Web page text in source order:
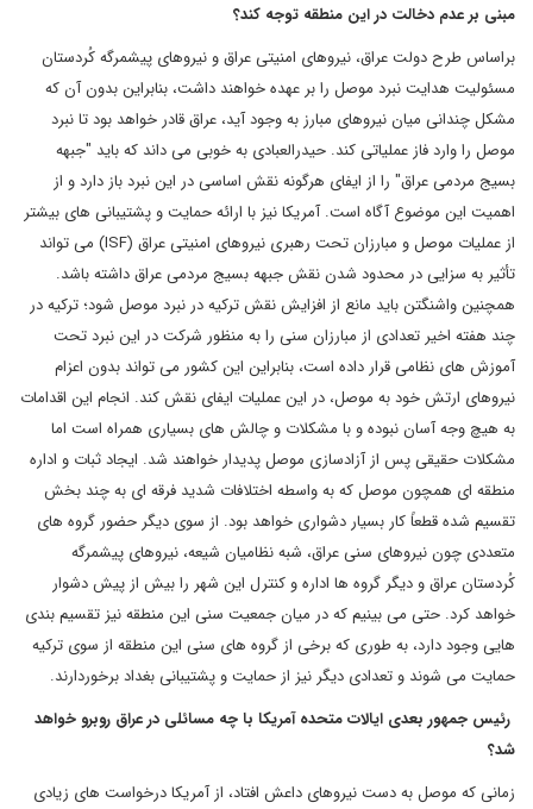
مبنی بر عدم دخالت در این منطقه توجه کند؟
براساس طرح دولت عراق، نیروهای امنیتی عراق و نیروهای پیشمرگه کُردستان
مسئولیت هدایت نبرد موصل را بر عهده خواهند داشت، بنابراین بدون آن که
مشکل چندانی میان نیروهای مبارز به وجود آید، عراق قادر خواهد بود تا نبرد
موصل را وارد فاز عملیاتی کند. حیدرالعبادی به خوبی می داند که باید "جبهه
بسیج مردمی عراق" را از ایفای هرگونه نقش اساسی در این نبرد باز دارد و از
اهمیت این موضوع آگاه است. آمریکا نیز با ارائه حمایت و پشتیبانی های بیشتر
از عملیات موصل و مبارزان تحت رهبری نیروهای امنیتی عراق (ISF) می تواند
تأثیر به سزایی در محدود شدن نقش جبهه بسیج مردمی عراق داشته باشد.
همچنین واشنگتن باید مانع از افزایش نقش ترکیه در نبرد موصل شود؛ ترکیه در
چند هفته اخیر تعدادی از مبارزان سنی را به منظور شرکت در این نبرد تحت
آموزش های نظامی قرار داده است، بنابراین این کشور می تواند بدون اعزام
نیروهای ارتش خود به موصل، در این عملیات ایفای نقش کند. انجام این اقدامات
به هیچ وجه آسان نبوده و با مشکلات و چالش های بسیاری همراه است اما
مشکلات حقیقی پس از آزادسازی موصل پدیدار خواهند شد. ایجاد ثبات و اداره
منطقه ای همچون موصل که به واسطه اختلافات شدید فرقه ای به چند بخش
تقسیم شده قطعاً کار بسیار دشواری خواهد بود. از سوی دیگر حضور گروه های
متعددی چون نیروهای سنی عراق، شبه نظامیان شیعه، نیروهای پیشمرگه
کُردستان عراق و دیگر گروه ها اداره و کنترل این شهر را بیش از پیش دشوار
خواهد کرد. حتی می بینیم که در میان جمعیت سنی این منطقه نیز تقسیم بندی
هایی وجود دارد، به طوری که برخی از گروه های سنی این منطقه از سوی ترکیه
حمایت می شوند و تعدادی دیگر نیز از حمایت و پشتیبانی بغداد برخوردارند.
رئیس جمهور بعدی ایالات متحده آمریکا با چه مسائلی در عراق روبرو خواهد
شد؟
زمانی که موصل به دست نیروهای داعش افتاد، از آمریکا درخواست های زیادی